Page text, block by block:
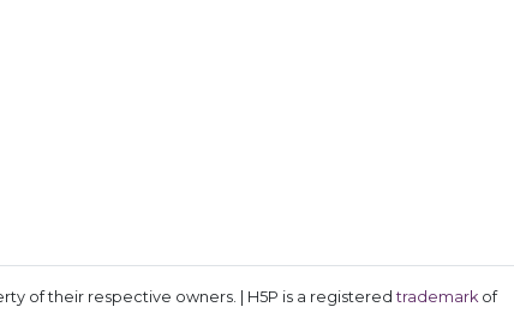
of their respective owners. | H5P is a registeredtrademarkof